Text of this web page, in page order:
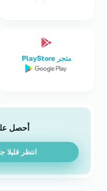
متجر PlayStore
أحصل
انتظر قليلا